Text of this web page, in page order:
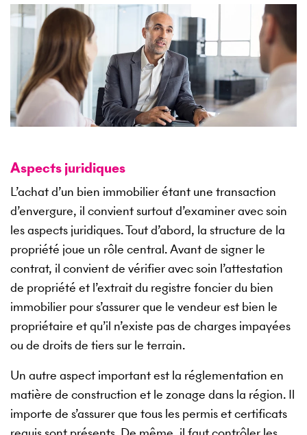
Aspects juridiques
L’achat d’un bien immobilier étant une transaction
d’envergure, il convient surtout d’examiner avec soin
les aspects juridiques. Tout d’abord, la structure de la
propriété joue un rôle central. Avant de signer le
contrat, il convient de vérifier avec soin l’attestation
de propriété et l’extrait du registre foncier du bien
immobilier pour s’assurer que le vendeur est bien le
propriétaire et qu’il n’existe pas de charges impayées
ou de droits de tiers sur le terrain.
Un autre aspect important est la réglementation en
matière de construction et le zonage dans la région. Il
importe de s’assurer que tous les permis et certificats